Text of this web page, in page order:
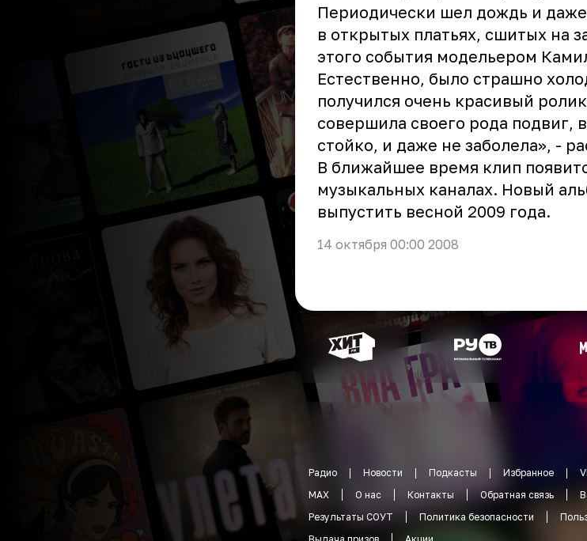
Периодически шел дождь и
в открытых платьях, сшитых на
этого события модельером
Естественно, было страшно
получился очень красивый
совершила своего рода подвиг,
стойко, и даже не заболела», -
В ближайшее время клип
музыкальных каналах. Новый
выпустить весной 2009 года.
14 октября 00:00 2008
Радио Новости Подкасты Избранное
MAX
О нас Контакты Обратная связь
Результаты СОУТ
Политика безопасности